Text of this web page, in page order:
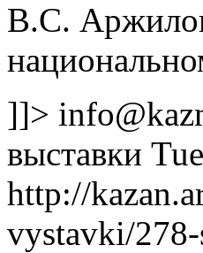
В.С.
]]>
выставки
http://
vystavki/